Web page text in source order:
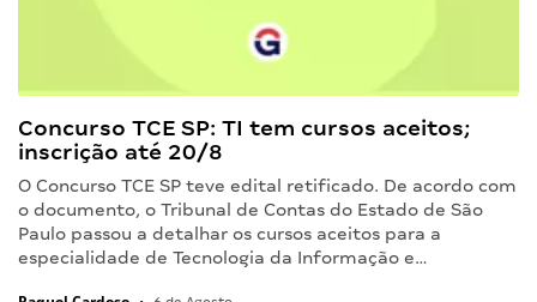
Concurso TCE SP: TI tem cursos aceitos;
inscrição até 20/8
O Concurso TCE SP teve edital retificado. De acordo com
o documento, o Tribunal de Contas do Estado de São
Paulo passou a detalhar os cursos aceitos para a
especialidade de Tecnologia da Informação e…